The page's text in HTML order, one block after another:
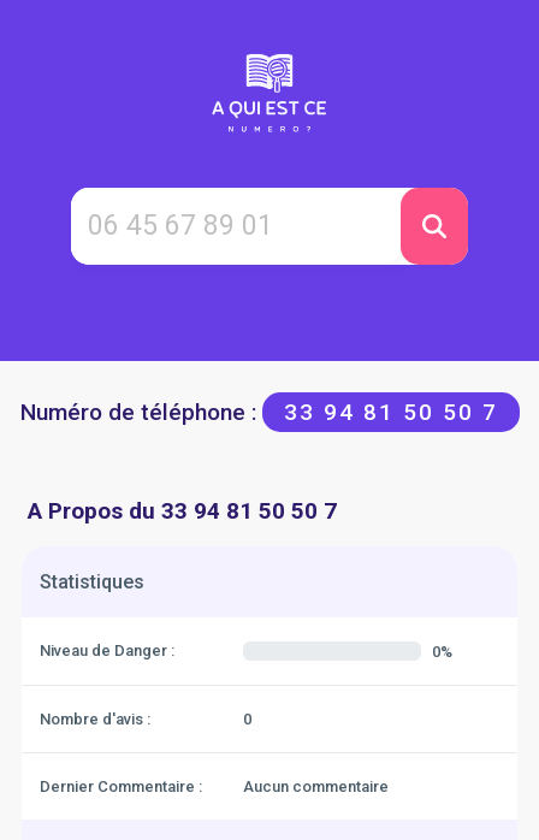
Numéro de téléphone : 33 94 81 50 50 7
A Propos du 33 94 81 50 50 7
Statistiques
Niveau de Danger : 0%
Nombre d'avis : 0
Dernier Commentaire : Aucun commentaire